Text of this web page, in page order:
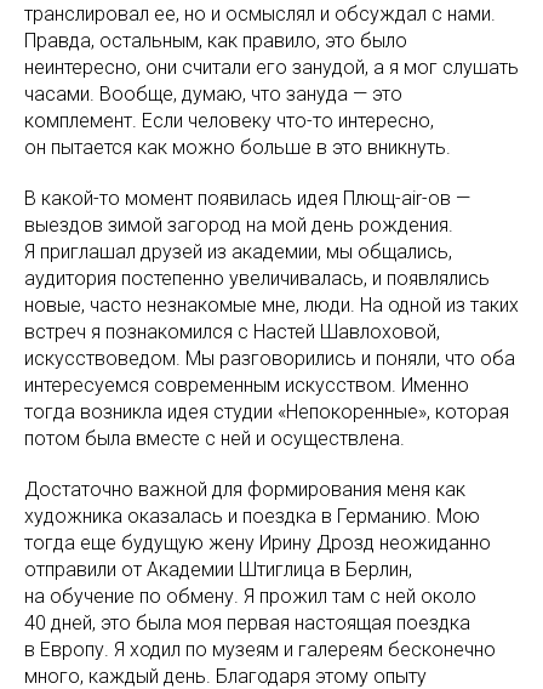
транслировал ее, но и осмыслял и обсуждал с нами.
Правда, остальным, как правило, это было
неинтересно, они считали его занудой, а я мог слушать
часами. Вообще, думаю, что зануда — это
комплемент. Если человеку что-то интересно,
он пытается как можно больше в это вникнуть.
В какой-то момент появилась идея Плющ-air-ов —
выездов зимой загород на мой день рождения.
Я приглашал друзей из академии, мы общались,
аудитория постепенно увеличивалась, и появлялись
новые, часто незнакомые мне, люди. На одной из таких
встреч я познакомился с Настей Шавлоховой,
искусствоведом. Мы разговорились и поняли, что оба
интересуемся современным искусством. Именно
тогда возникла идея студии «Непокоренные», которая
потом была вместе с ней и осуществлена.
Достаточно важной для формирования меня как
художника оказалась и поездка в Германию. Мою
тогда еще будущую жену Ирину Дрозд неожиданно
отправили от Академии Штиглица в Берлин,
на обучение по обмену. Я прожил там с ней около
40 дней, это была моя первая настоящая поездка
в Европу. Я ходил по музеям и галереям бесконечно
много, каждый день. Благодаря этому опыту